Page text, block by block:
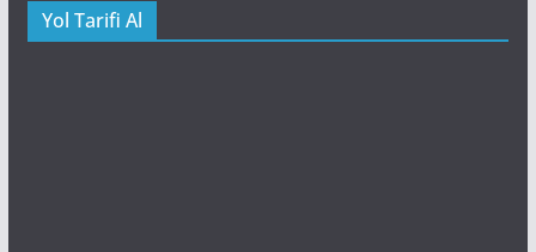
Yol Tarifi Al